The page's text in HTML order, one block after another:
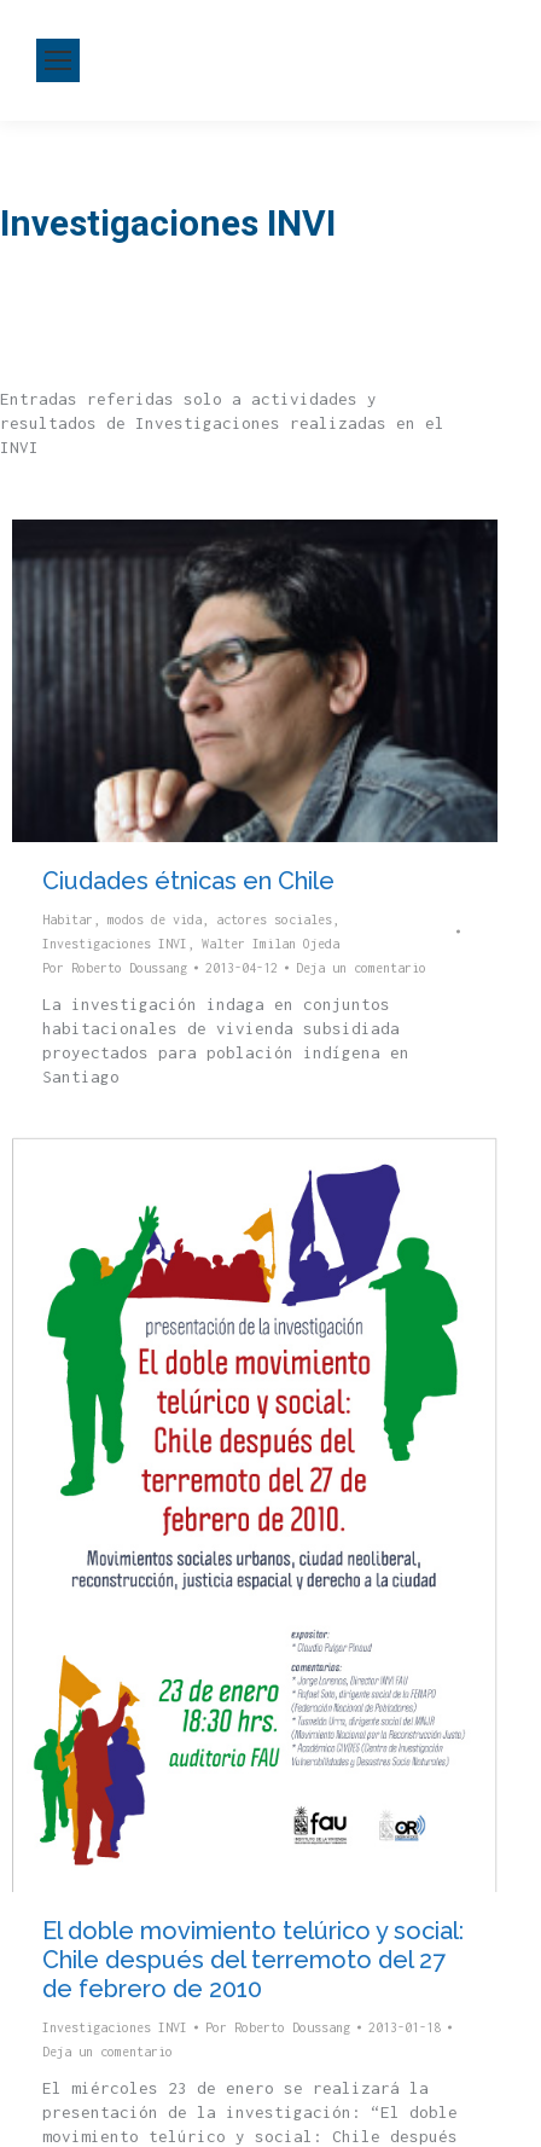
Investigaciones INVI
Entradas referidas solo a actividades y
resultados de Investigaciones realizadas en el
INVI
Ciudades étnicas en Chile
Habitar, modos de vida, actores sociales
Investigaciones INVI
Walter Imilan Ojeda
Por
Roberto Doussang 2013-04-12 Deja un comentario
La investigación indaga en conjuntos
habitacionales de vivienda subsidiada
proyectados para población indígena en
Santiago
El doble movimiento telúrico y social:
Chile después del terremoto del 27
de febrero de 2010
Investigaciones INVI Por Roberto Doussang
2013-01-18
Deja un comentario
El miércoles 23 de enero se realizará la
presentación de la investigación: “El doble
movimiento telúrico y social: Chile después